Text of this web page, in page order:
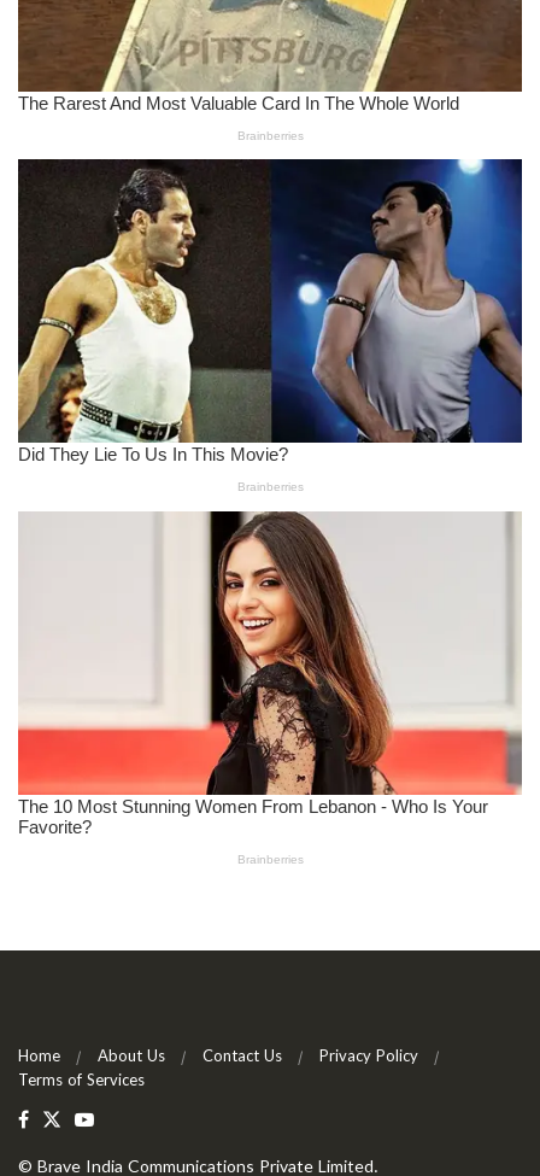
Home About Us Contact Us
Privacy Policy
Terms of Services
© Brave India Communications Private Limited.